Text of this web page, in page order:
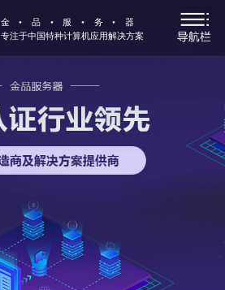
金•品•服•务•器
专注于中国特种计算机应用解决方案